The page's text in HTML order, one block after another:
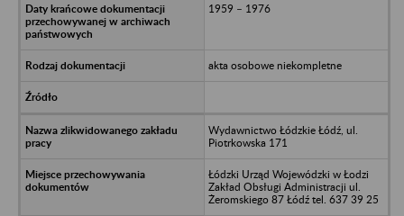
1959 – 1976
akta osobowe niekompletne
Wydawnictwo Łódzkie Łódź, ul.
Piotrkowska 171
Łódzki Urząd Wojewódzki w Łodzi
Zakład Obsługi Administracji ul.
Żeromskiego 87 Łódź tel. 637 39 25